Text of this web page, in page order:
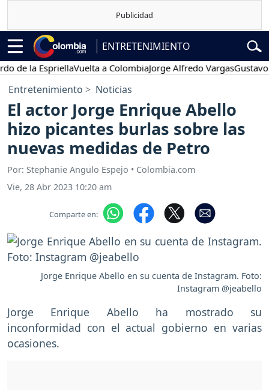
ENTRETENIMIENTO
la EspriellaVuelta a ColombiaJorge Alfredo VargasGustavo Petro
Entretenimiento Noticias
El actor Jorge Enrique Abello
hizo picantes burlas sobre las
nuevas medidas de Petro
Por: Stephanie Angulo Espejo • Colombia.com
Vie, 28 Abr 2023 10:20 am
Comparte en:
Jorge Enrique Abello en su cuenta de Instagram. Foto:
Instagram @jeabello
Jorge Enrique Abello ha mostrado su
inconformidad con el actual gobierno en varias
ocasiones.